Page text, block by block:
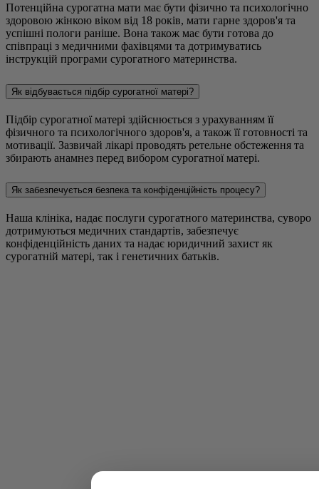
Потенційна сурогатна мати має бути фізично та психологічно
здоровою жінкою віком від 18 років, мати гарне здоров'я та
успішні пологи раніше. Вона також має бути готова до
співпраці з медичними фахівцями та дотримуватись
інструкцій програми сурогатного материнства.
Як відбувається підбір сурогатної матері?
Підбір сурогатної матері здійснюється з урахуванням її
фізичного та психологічного здоров'я, а також її готовності та
мотивації. Зазвичай лікарі проводять ретельне обстеження та
збирають анамнез перед вибором сурогатної матері.
Як забезпечується безпека та конфіденційність процесу?
Наша клініка, надає послуги сурогатного материнства, суворо
дотримуються медичних стандартів, забезпечує
конфіденційність даних та надає юридичний захист як
сурогатній матері, так і генетичних батьків.